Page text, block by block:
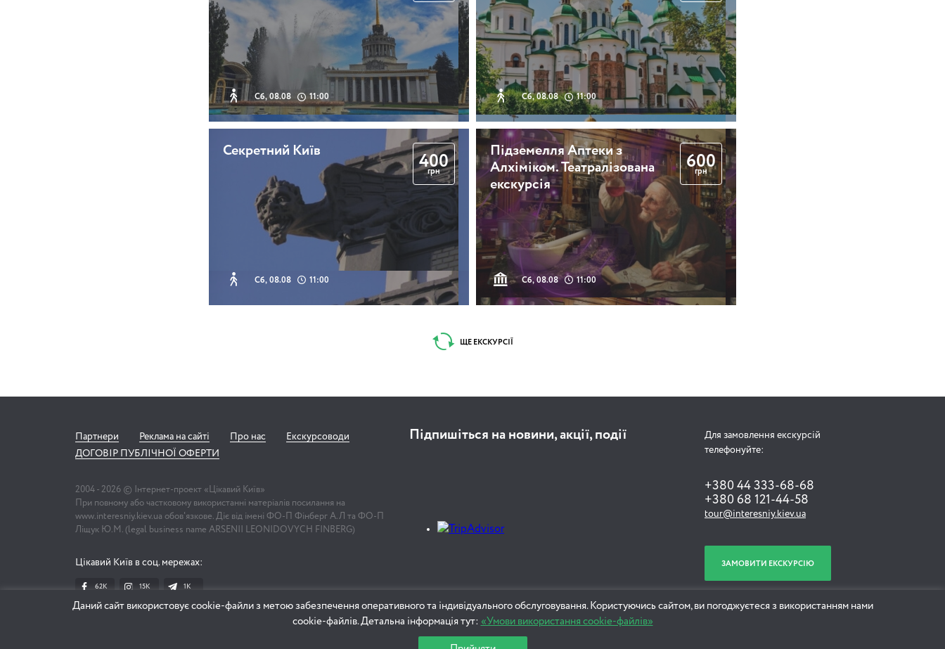
Даний сайт використовує cookie-файли з метою забезпечення оперативного та індивідуального обслуговування. Користуючись сайтом, ви погоджуєтеся з використанням нами
cookie-файлів. Детальна інформація тут: «Умови використання cookie-файлів»
Сб, 08.08 11:00 Сб, 08.08 11:00
Секретний Київ
Сб, 08.08 11:00
400
грн
Підземелля Аптеки з
Алхіміком. Театралізована
екскурсія
Сб, 08.08 11:00
600
грн
ЩЕ ЕКСКУРСІЇ
Партнери Реклама на сайті Про нас
Екскурсоводи
ДОГОВІР ПУБЛІЧНОЇ ОФЕРТИ
2004 - 2026 © Інтернет-проект «Цікавий Київ»
При повному або частковому використанні матеріалів посилання на
www.interesniy.kiev.ua обов'язкове. Діє від імені ФО-П Фінберг А.Л та ФО-П
Ліщук Ю.М. (legal business name ARSENII LEONIDOVYCH FINBERG)
Цікавий Київ в соц. мережах:
62K 15K 1К
Підпишіться на новини, акції, події
Для замовлення екскурсій
телефонуйте:
+380 44 333-68-68
+380 68 121-44-58
tour@interesniy.kiev.ua
ЗАМОВИТИ ЕКСКУРСІЮ